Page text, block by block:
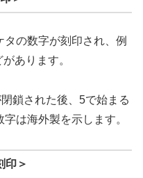
の数字が刻印され、例
あります。
鎖された後、5で始まる
は海外製を示します。
印＞